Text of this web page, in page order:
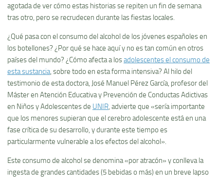
agotada de ver cómo estas historias se repiten un fin de semana
tras otro, pero se recrudecen durante las fiestas locales.
¿Qué pasa con el consumo del alcohol de los jóvenes españoles en
los botellones? ¿Por qué se hace aquí y no es tan común en otros
países del mundo? ¿Cómo afecta a losadolescentes el consumo de
esta sustancia, sobre todo en esta forma intensiva? Al hilo del
testimonio de esta doctora, José Manuel Pérez García, profesor del
Máster en Atención Educativa y Prevención de Conductas Adictivas
en Niños y Adolescentes de UNIR, advierte que «sería importante
que los menores supieran que el cerebro adolescente está en una
fase crítica de su desarrollo, y durante este tiempo es
particularmente vulnerable a los efectos del alcohol».
Este consumo de alcohol se denomina «por atracón» y conlleva la
ingesta de grandes cantidades (5 bebidas o más) en un breve lapso